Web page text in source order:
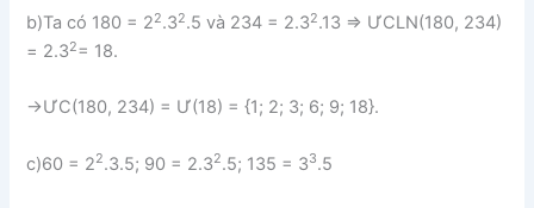
b)Ta có 180 = 22.32.5 và 234 = 2.32.13 ⇒ ƯCLN(180, 234)
= 2.32= 18.
→ƯC(180, 234) = Ư(18) = {1; 2; 3; 6; 9; 18}.
c)60 = 22.3.5; 90 = 2.32.5; 135 = 33.5